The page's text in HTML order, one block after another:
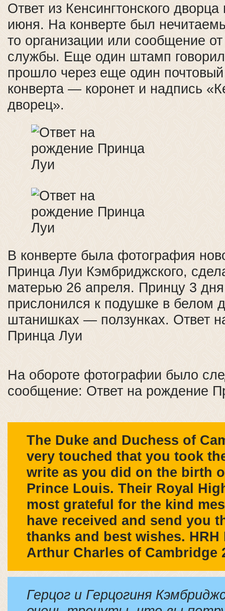
Ответ из Кенсингтонского
июня. На конверте был
то организации или сообщение
службы. Еще один штамп
прошло через еще один
конверта — коронет и надпись
дворец».
В конверте была фотография
Принца Луи Кэмбриджского,
матерью 26 апреля. Принцу 3
прислонился к подушке в белом
штанишках — ползунках. Ответ
Принца Луи
На обороте фотографии было
сообщение: Ответ на рождение
The Duke and Duchess of
very touched that you took
write as you did on the birth
Prince Louis. Their Royal
most grateful for the kind
have received and send you
thanks and best wishes.
Arthur Charles of Cambridge
Герцог и Герцогиня